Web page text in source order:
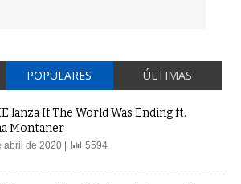
POPULARES ÚLTIMAS
lanza If The World Was Ending ft.
Montaner
de 2020 | 5594